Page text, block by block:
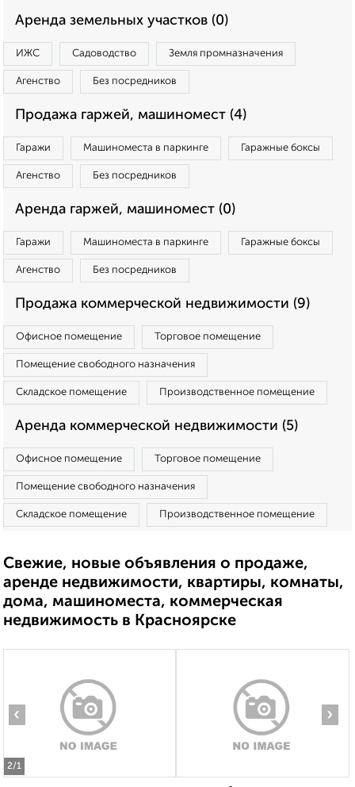
Аренда земельных участков (0)
ИЖС Садоводство Земля промназначения
Агенство Без посредников
Продажа гаржей, машиномест (4)
Гаражи Машиноместа в паркинге Гаражные боксы
Агенство Без посредников
Аренда гаржей, машиномест (0)
Гаражи Машиноместа в паркинге Гаражные боксы
Агенство Без посредников
Продажа коммерческой недвижимости (9)
Офисное помещение Торговое помещение
Помещение свободного назначения
Складское помещение Производственное помещение
Аренда коммерческой недвижимости (5)
Офисное помещение Торговое помещение
Помещение свободного назначения
Складское помещение Производственное помещение
Свежие, новые объявления о продаже,
аренде недвижимости, квартиры, комнаты,
дома, машиноместа, коммерческая
недвижимость в Красноярске
2/1
‹ ›